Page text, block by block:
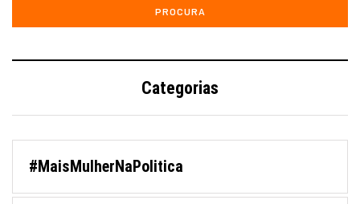
Categorias
#MaisMulherNaPolitica